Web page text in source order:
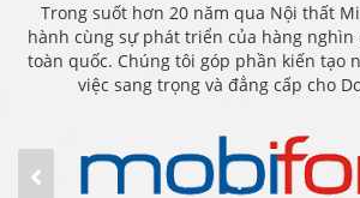
Trong suốt hơn 20 năm qua Nội thất
hành cùng sự phát triển của hàng
toàn quốc. Chúng tôi góp phần kiến tạo
việc sang trọng và đẳng cấp cho